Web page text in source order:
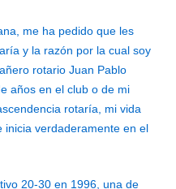
me ha pedido que les
y la razón por la cual soy
rotario Juan Pablo
años en el club o de mi
rotaría, mi vida
inicia verdaderamente en el
20-30 en 1996, una de